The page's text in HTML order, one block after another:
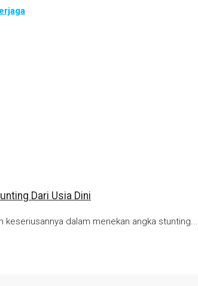
Dari Usia Dini
keseriusannya dalam menekan angka stunting...